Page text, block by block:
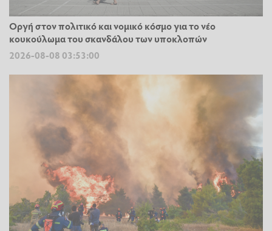
Οργή στον πολιτικό και νομικό κόσμο για το νέο
κουκούλωμα του σκανδάλου των υποκλοπών
2026-08-08 03:53:00